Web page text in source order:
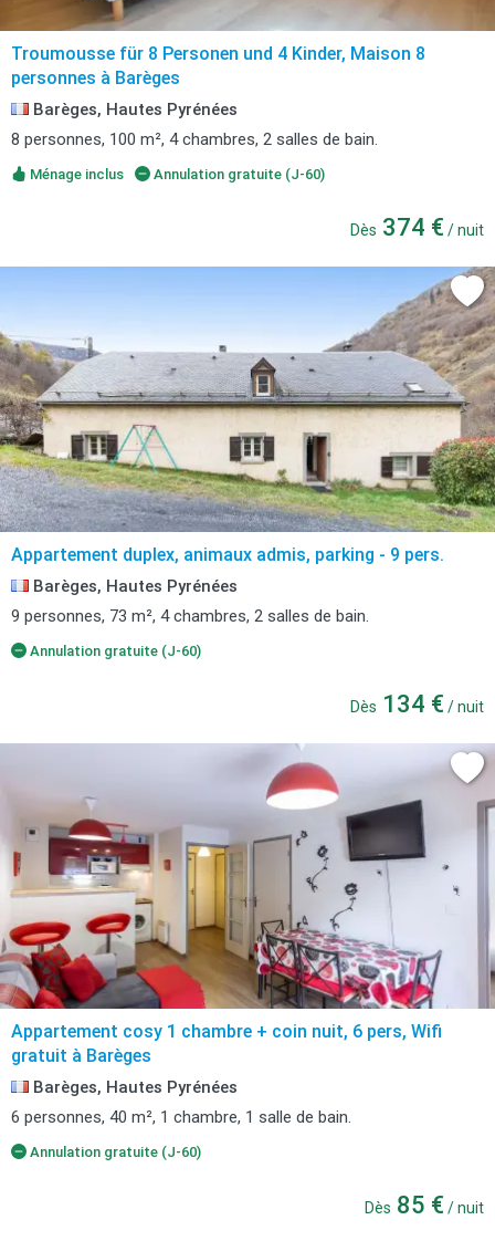
Troumousse für 8 Personen und 4 Kinder, Maison 8
personnes à Barèges
Barèges, Hautes Pyrénées
8 personnes, 100 m², 4 chambres, 2 salles de bain.
Ménage inclus Annulation gratuite (J-60)
Dès 374 € / nuit
Appartement duplex, animaux admis, parking - 9 pers.
Barèges, Hautes Pyrénées
9 personnes, 73 m², 4 chambres, 2 salles de bain.
Annulation gratuite (J-60)
Dès 134 € / nuit
Appartement cosy 1 chambre + coin nuit, 6 pers, Wifi
gratuit à Barèges
Barèges, Hautes Pyrénées
6 personnes, 40 m², 1 chambre, 1 salle de bain.
Annulation gratuite (J-60)
Dès 85 € / nuit